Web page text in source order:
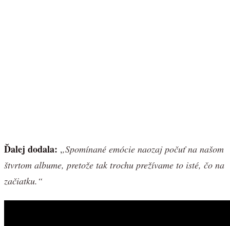
Ďalej dodala: ,,Spomínané emócie naozaj počuť na našom
štvrtom albume, pretože tak trochu prežívame to isté, čo na
začiatku.“